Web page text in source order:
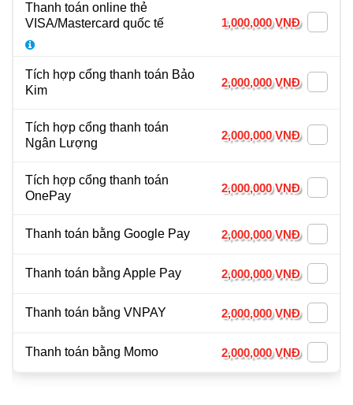
Thanh toán online thẻ
VISA/Mastercard quốc tế
1,000,000 VNĐ
Tích hợp cổng thanh toán Bảo
Kim
2,000,000 VNĐ
Tích hợp cổng thanh toán
Ngân Lượng
2,000,000 VNĐ
Tích hợp cổng thanh toán
OnePay
2,000,000 VNĐ
Thanh toán bằng Google Pay 2,000,000 VNĐ
Thanh toán bằng Apple Pay 2,000,000 VNĐ
Thanh toán bằng VNPAY 2,000,000 VNĐ
Thanh toán bằng Momo 2,000,000 VNĐ